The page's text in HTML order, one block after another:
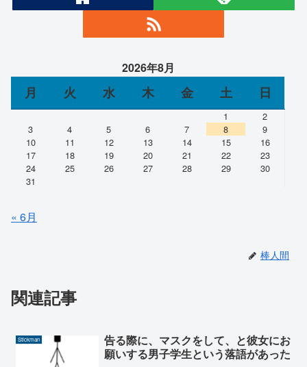
2026年8月
月 火 水 木 金 土 日
1
2
3
4 5 6 7 8
9
10
11 12 13 14 15
16
17
18 19 20 21 22
23
24
25 26 27 28 29
30
31
« 6月
棒人間
関連記事
Stickman
告る際に、マスクをして、と彼女にお
願いする男子学生という落語があった